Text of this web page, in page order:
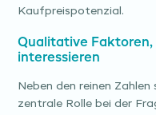
Kaufpreispotenzial.
Qualitative Faktoren,
interessieren
Neben den reinen
zentrale Rolle bei der